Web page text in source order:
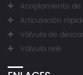
Acoplamiento
Articulación
Válvula de
Válvula relé